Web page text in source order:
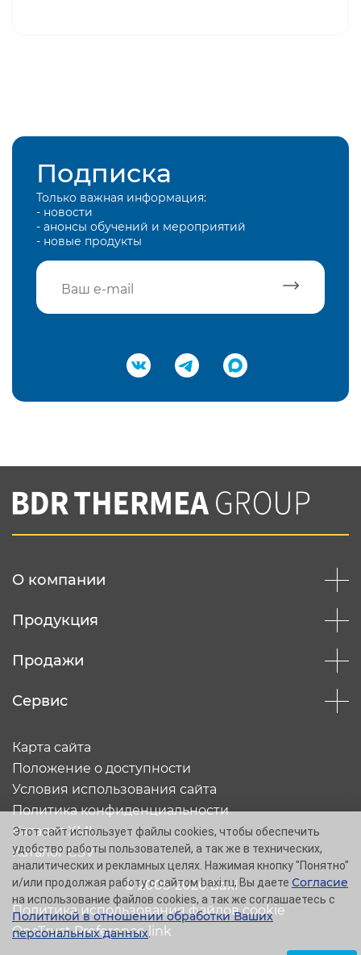
Подписка
Только важная информация:
- новости
- анонсы обучений и мероприятий
- новые продукты
Подтвердить e-mail
Вы соглашаетесь с нашей политикой
конфеденциальности
О компании
Продукция
Продажи
Сервис
© 2005-2026 Baxi
Карта сайта
Положение о доступности
Условия использования сайта
Политика конфиденциальности
Каталог XML
Каталог CSV
Политика использования файлов cookie
OneTrust Preference link
Этот сайт использует файлы cookies, чтобы обеспечить
удобство работы пользователей, а так же в технических,
аналитических и рекламных целях. Нажимая кнопку "Понятно"
и/или продолжая работу с сайтом baxi.ru, Вы даете Согласие
на использование файлов cookies, а так же соглашаетесь с
Политикой в отношении обработки Ваших
персональных данных.